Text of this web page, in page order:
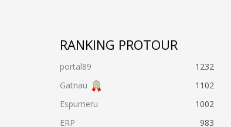
RANKING PROTOUR
portal89
1232
Gatnau
1102
Espumeru
1002
ERP
983